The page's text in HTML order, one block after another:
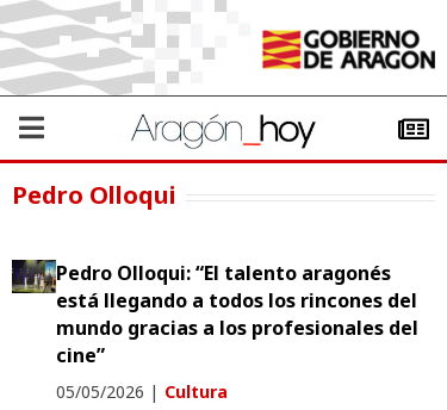
Pedro Olloqui
Pedro Olloqui: “El talento aragonés
está llegando a todos los rincones del
mundo gracias a los profesionales del
cine”
05/05/2026 | Cultura